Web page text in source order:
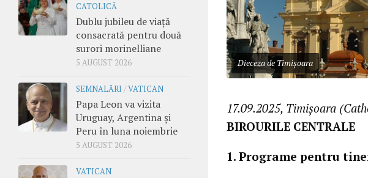
Dieceza de Timișoara
17.09.2025, Timișoara
BIROURILE CENTRALE
1. Programe pentru
CATOLICĂ
Dublu jubileu de viață
consacrată pentru două
surori morinelliane
5 AUGUST 2026
SEMNALĂRI /VATICAN
Papa Leon va vizita
Uruguay, Argentina și
Peru în luna noiembrie
5 AUGUST 2026
VATICAN